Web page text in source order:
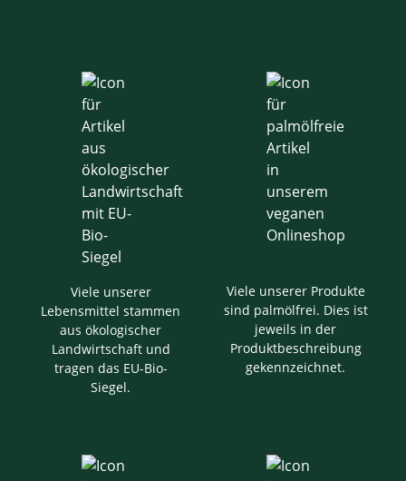
Viele unserer
Lebensmittel stammen
aus ökologischer
Landwirtschaft und
tragen das EU-Bio-
Siegel.
Viele unserer Produkte
sind palmölfrei. Dies ist
jeweils in der
Produktbeschreibung
gekennzeichnet.